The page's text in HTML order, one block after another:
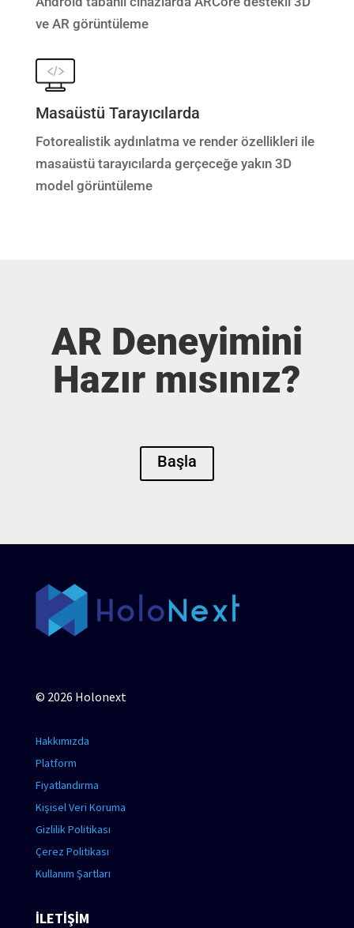
ve AR görüntüleme
Masaüstü Tarayıcılarda
Fotorealistik aydınlatma ve render özellikleri ile
masaüstü tarayıcılarda gerçeceğe yakın 3D
model görüntüleme
AR Deneyimini
Hazır mısınız?
Başla
© 2026 Holonext
Hakkımızda
Platform
Fiyatlandırma
Kişisel Veri Koruma
Gizlilik Politikası
Çerez Politikası
Kullanım Şartları
İLETİŞİM